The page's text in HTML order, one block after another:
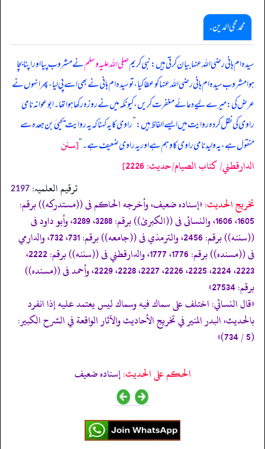
محمد محی الدین .
سیدہ ام ہانی رضی اللہ عنہا بیان کرتی ہیں: نبی کریمصلی اللہ علیہ وسلمنے مشروب پیا اور اپنا بچا
ہوا مشروب سیدہ ام ہانی رضی اللہ عنہا کو عطا کیا، تو سیدہ ام ہانی نے بھی اسے پی لیا، پھر انہوں نے
عرض کی: میرے لیے دعائے مغفرت کریں، کیونکہ میں نے روزہ رکھا ہوا تھا۔ ابوعوانہ نامی
راوی کی نقل کردہ روایت میں ایسے الفاظ ہیں:”راوی کا یہ کہنا کہ یہ روایت یحییٰ بن جعدہ سے
منقول ہے، یہ ولید نامی راوی کا وہم ہے اور یہ راوی ضعیف ہے۔“[سنن
الدارقطني/ كتاب الصيام/حدیث: 2226]
ترقیم العلمیہ: 2197
تخریج الحدیث:«إسناده ضعيف، وأخرجه الحاكم فى ((مستدركه)) برقم:
1605، 1606، والنسائی فى ((الكبریٰ)) برقم: 3288، 3289، وأبو داود فى
((سننه)) برقم: 2456، والترمذي فى ((جامعه)) برقم: 731، 732، والدارمي
فى ((مسنده)) برقم: 1776، 1777، والدارقطني فى ((سننه)) برقم: 2222،
2223، 2224، 2225، 2226، 2227، 2228، 2229، وأحمد فى ((مسنده))
برقم: 27534»
«قال النسائي: اختلف على سماك فيه وسماك ليس يعتمد عليه إذا انفرد
بالحديث، البدر المنير في تخريج الأحاديث والآثار الواقعة في الشرح الكبير:
(5 / 734)»
الحكم على الحديث:إسناده ضعيف